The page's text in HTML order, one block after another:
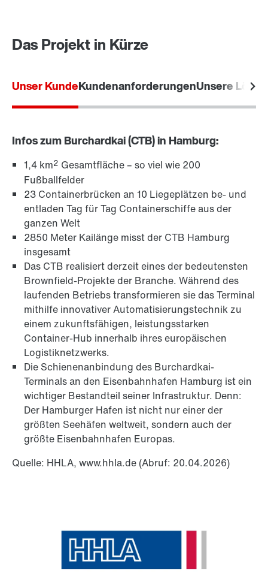
Das Projekt in Kürze
Unser KundeKundenanforderungenUnsere
Infos zum Burchardkai (CTB) in Hamburg:
1,4 km2 Gesamtfläche – so viel wie 200
Fußballfelder
23 Containerbrücken an 10 Liegeplätzen be- und
entladen Tag für Tag Containerschiffe aus der
ganzen Welt
2850 Meter Kailänge misst der CTB Hamburg
insgesamt
Das CTB realisiert derzeit eines der bedeutensten
Brownfield-Projekte der Branche. Während des
laufenden Betriebs transformieren sie das Terminal
mithilfe innovativer Automatisierungstechnik zu
einem zukunftsfähigen, leistungsstarken
Container-Hub innerhalb ihres europäischen
Logistiknetzwerks.
Die Schienenanbindung des Burchardkai-
Terminals an den Eisenbahnhafen Hamburg ist ein
wichtiger Bestandteil seiner Infrastruktur. Denn:
Der Hamburger Hafen ist nicht nur einer der
größten Seehäfen weltweit, sondern auch der
größte Eisenbahnhafen Europas.
Quelle: HHLA, www.hhla.de (Abruf: 20.04.2026)